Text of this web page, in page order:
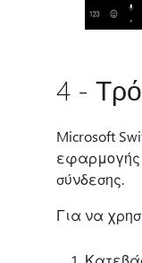
4 -
Microsoft
εφαρμογής
σύνδεσης.
Για να